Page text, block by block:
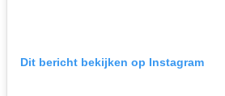
Dit bericht bekijken op Instagram